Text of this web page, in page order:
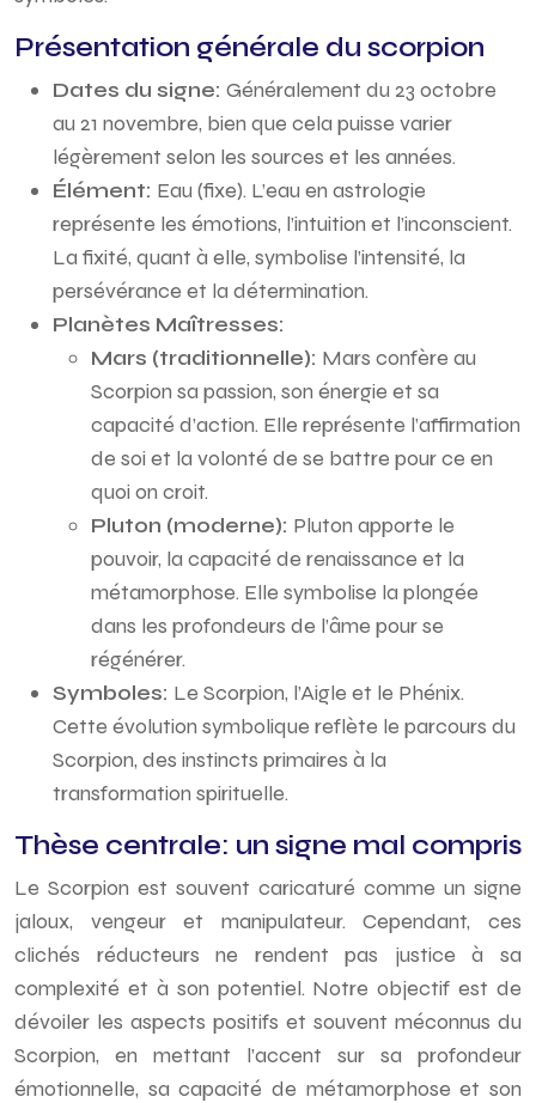
Présentation générale du scorpion
Dates du signe: Généralement du 23 octobre
au 21 novembre, bien que cela puisse varier
légèrement selon les sources et les années.
Élément: Eau (fixe). L’eau en astrologie
représente les émotions, l’intuition et l’inconscient.
La fixité, quant à elle, symbolise l’intensité, la
persévérance et la détermination.
Planètes Maîtresses:
Mars (traditionnelle): Mars confère au
Scorpion sa passion, son énergie et sa
capacité d’action. Elle représente l’affirmation
de soi et la volonté de se battre pour ce en
quoi on croit.
Pluton (moderne): Pluton apporte le
pouvoir, la capacité de renaissance et la
métamorphose. Elle symbolise la plongée
dans les profondeurs de l’âme pour se
régénérer.
Symboles: Le Scorpion, l’Aigle et le Phénix.
Cette évolution symbolique reflète le parcours du
Scorpion, des instincts primaires à la
transformation spirituelle.
Thèse centrale: un signe mal compris
Le Scorpion est souvent caricaturé comme un signe
jaloux, vengeur et manipulateur. Cependant, ces
clichés réducteurs ne rendent pas justice à sa
complexité et à son potentiel. Notre objectif est de
dévoiler les aspects positifs et souvent méconnus du
Scorpion, en mettant l’accent sur sa profondeur
émotionnelle, sa capacité de métamorphose et son